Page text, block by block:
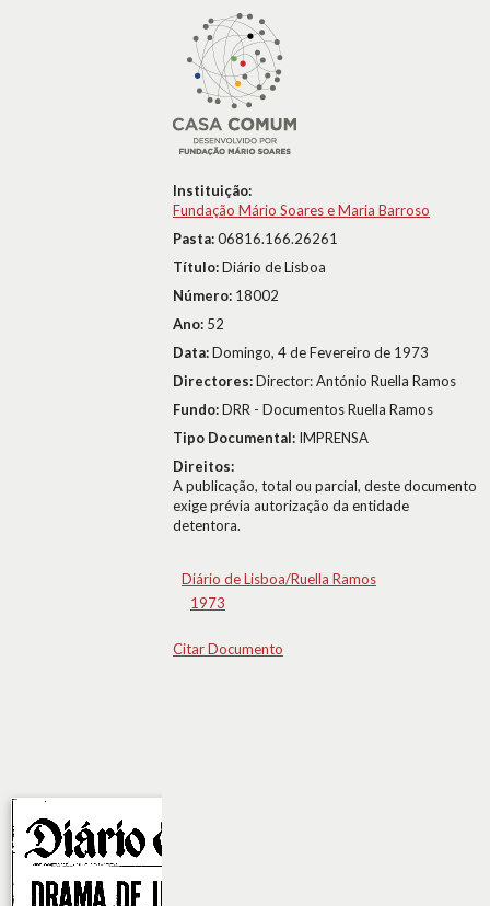
Instituição:
Fundação Mário Soares e Maria Barroso
Pasta:06816.166.26261
Título:Diário de Lisboa
Número: 18002
Ano: 52
Data:Domingo, 4 de Fevereiro de 1973
Directores:Director: António Ruella Ramos
Fundo:DRR - Documentos Ruella Ramos
Tipo Documental: IMPRENSA
Direitos:
A publicação, total ou parcial, deste documento
exige prévia autorização da entidade
detentora.
Diário de Lisboa/Ruella Ramos
1973
Citar Documento